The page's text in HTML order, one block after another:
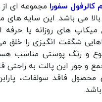
سفورا مجموعه ای
بالا می باشد. این سایه های
میکاپ های روزانه یا حرفه
شگفت انگیزی را خلق
و رنگ پوستی مناسب
و جور این پالت به راحتی
محصول فاقد سولفات،